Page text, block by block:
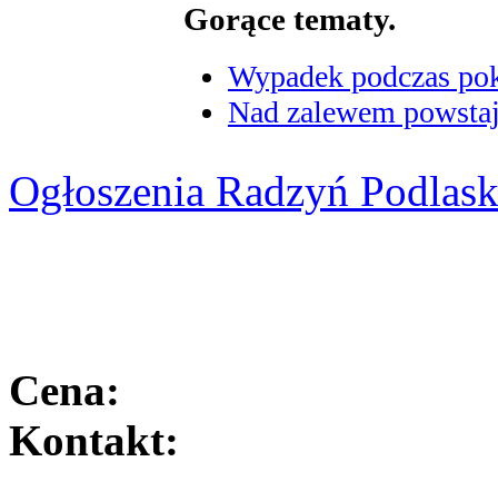
Gorące tematy.
Wypadek podczas
Nad zalewem
Ogłoszenia Radzyń
Cena:
Kontakt: